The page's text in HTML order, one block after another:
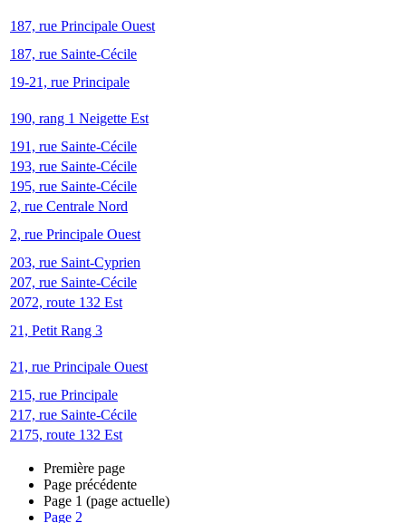
187, rue Principale Ouest
187, rue Sainte-Cécile
19-21, rue Principale
190, rang 1 Neigette Est
191, rue Sainte-Cécile
193, rue Sainte-Cécile
195, rue Sainte-Cécile
2, rue Centrale Nord
2, rue Principale Ouest
203, rue Saint-Cyprien
207, rue Sainte-Cécile
2072, route 132 Est
21, Petit Rang 3
21, rue Principale Ouest
215, rue Principale
217, rue Sainte-Cécile
2175, route 132 Est
Première page
Page précédente
Page 1 (page actuelle)
Page 2